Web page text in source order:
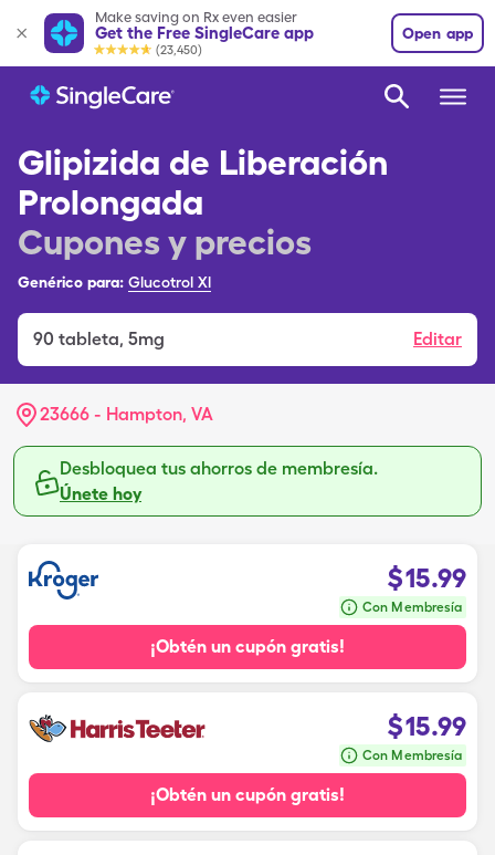
Make saving on Rx even easier
Get the Free SingleCare app
(23,450)
Open app
Glipizida de Liberación
Prolongada
Cupones y precios
Genérico para: Glucotrol Xl
90 tableta, 5mg Editar
23666 - Hampton, VA
Desbloquea tus ahorros de membresía.
Únete hoy
$15.99
Con Membresía
¡Obtén un cupón gratis!
$15.99
Con Membresía
¡Obtén un cupón gratis!